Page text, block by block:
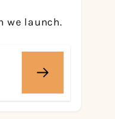
we launch.